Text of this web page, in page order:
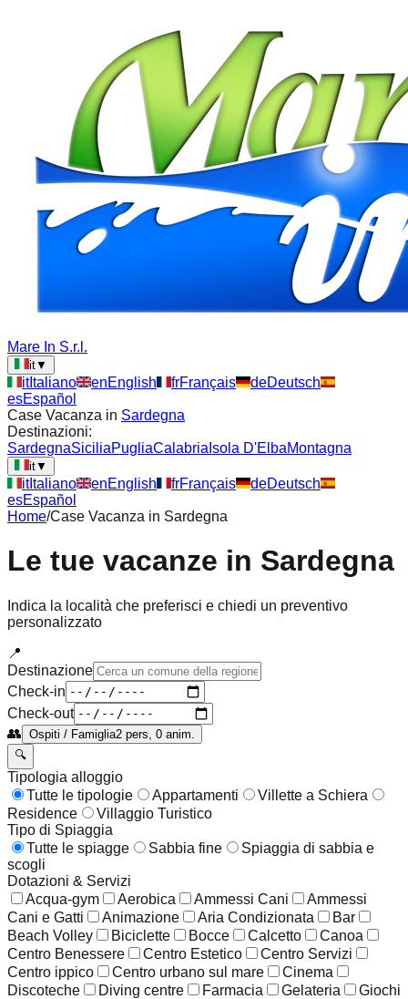
Mare In S.r.l.
it▼
itItaliano enEnglish frFrançais deDeutsch
esEspañol
Case Vacanza in Sardegna
Destinazioni:
SardegnaSiciliaPugliaCalabria Isola D'ElbaMontagna
it▼
itItaliano enEnglish frFrançais deDeutsch
esEspañol
Home/Case Vacanza in Sardegna
Le tue vacanze in Sardegna
Indica la località che preferisci e chiedi un preventivo
personalizzato
📍
Destinazione
Check-in
Check-out
👥 Ospiti / Famiglia2 pers, 0 anim.
🔍
Tipologia alloggio
Tutte le tipologie
Appartamenti
Villette a Schiera
Residence
Villaggio Turistico
Tipo di Spiaggia
Tutte le spiagge
Sabbia fine
Spiaggia di sabbia e
scogli
Dotazioni & Servizi
Acqua-gym
Aerobica Ammessi Cani
Ammessi
Cani e Gatti
Animazione Aria Condizionata
Bar
Beach Volley
Biciclette Bocce Calcetto
Canoa
Centro Benessere
Centro Estetico
Centro Servizi
Centro ippico
Centro urbano sul mare
Cinema
Discoteche
Diving centre Farmacia Gelateria
Giochi